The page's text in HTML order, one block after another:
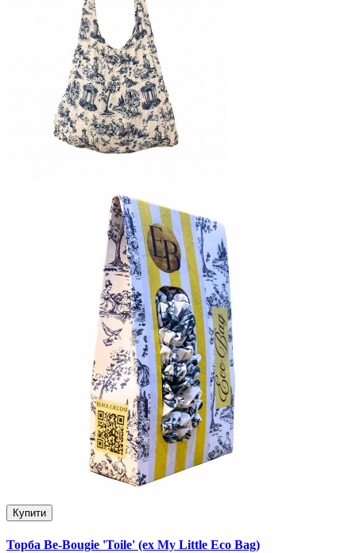
Купити
Торба Be-Bougie 'Toile' (ex My Little Eco Bag)